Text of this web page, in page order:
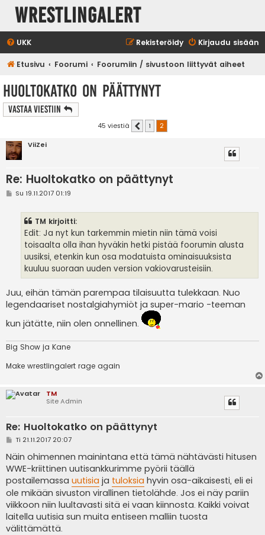
WrestlingAlert
UKK Kirjaudu sisään
Rekisteröidy
Etusivu Foorumi Foorumiin / sivustoon liittyvät aiheet
Huoltokatko on päättynyt
Vastaa Viestiin
45 viestiä Edellinen
1
2
ViiZei
Re: Huoltokatko on päättynyt
VSu 19.11.2017 01:19
TM kirjoitti:
Edit: Ja nyt kun tarkemmin mietin niin tämä voisi
toisaalta olla ihan hyväkin hetki pistää foorumin alusta
uusiksi, etenkin kun osa modatuista ominaisuuksista
kuuluu suoraan uuden version vakiovarusteisiin.
Juu, eihän tämän parempaa tilaisuutta tulekkaan. Nuo
legendaariset nostalgiahymiöt ja super-mario -teeman
kun jätätte, niin olen onnellinen.
Big Show ja Kane
Make wrestlingalert rage again
TM
Site Admin
Re: Huoltokatko on päättynyt
V
e
s
t
i
Ti 21.11.2017 20:07
Näin ohimennen mainintana että tämä nähtävästi hitusen
WWE-kriittinen uutisankkurimme pyörii täällä
postailemassa uutisia ja tuloksia hyvin osa-aikaisesti, eli ei
ole mikään sivuston virallinen tietolähde. Jos ei näy pariin
viikkoon niin luultavasti sitä ei vaan kiinnosta. Kaikki voivat
laitella uutisia sun muita entiseen malliin tuosta
välittämättä.